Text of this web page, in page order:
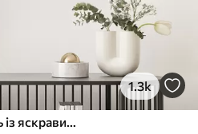
1.3k
Пишна сільська місцевість із яскравим лугом диких квітів, наповненим різнокольоровими квітами під хмарним небом